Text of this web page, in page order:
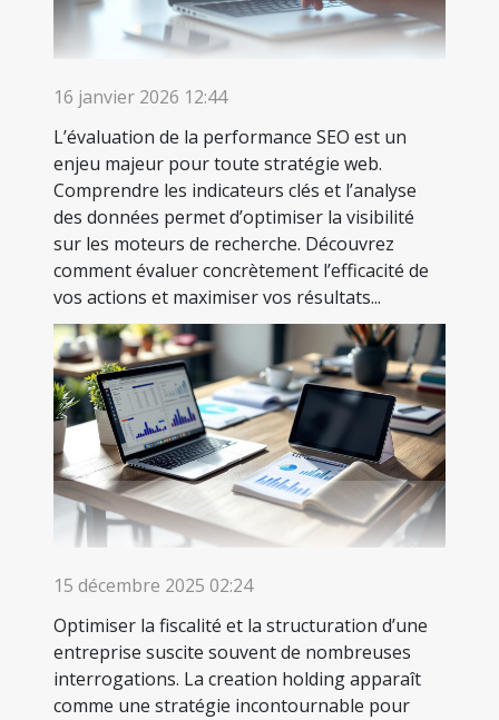
16 janvier 2026 12:44
L’évaluation de la performance SEO est un
enjeu majeur pour toute stratégie web.
Comprendre les indicateurs clés et l’analyse
des données permet d’optimiser la visibilité
sur les moteurs de recherche. Découvrez
comment évaluer concrètement l’efficacité de
vos actions et maximiser vos résultats...
15 décembre 2025 02:24
Optimiser la fiscalité et la structuration d’une
entreprise suscite souvent de nombreuses
interrogations. La creation holding apparaît
comme une stratégie incontournable pour